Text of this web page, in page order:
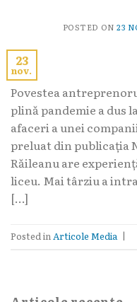
POSTED ON23
23
nov.
Povestea
plină pandemie a dus
afaceri a unei
preluat din publicația
Răileanu are
liceu. Mai târziu a
[…]
Posted inArticole Media |